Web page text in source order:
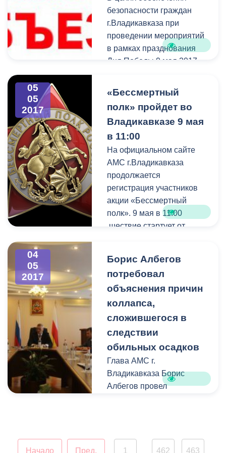
безопасности граждан
г.Владикавказа при
проведении мероприятий
в рамках празднования
Дня Победы 9 мая 2017
автомобильное движение
будет ограничено на
следующих улицах:
05
05
2017
«Бессмертный
полк» пройдет во
Владикавказе 9 мая
в 11:00
На официальном сайте
АМС г.Владикавказа
продолжается
регистрация участников
акции «Бессмертный
полк». 9 мая в 11:00
шествие стартует от
участии заявили порядка
7000 человек.
04
05
2017
Борис Албегов
потребовал
объяснения причин
коллапса,
сложившегося в
следствии
обильных осадков
Глава АМС г.
Владикавказа Борис
Албегов провел
руководителем
Начало Пред.
1
462 463